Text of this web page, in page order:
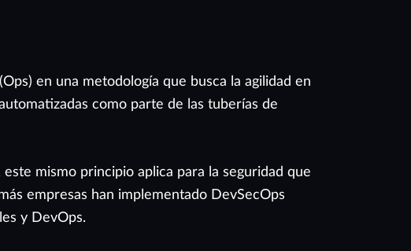
en una metodología que busca la agilidad en
como parte de las tuberías de
mismo principio aplica para la seguridad que
empresas han implementado DevSecOps
y DevOps.